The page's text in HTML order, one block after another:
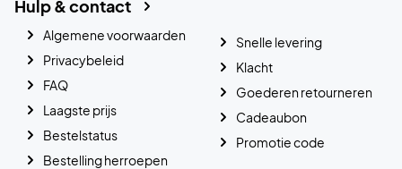
Hulp & contact
Algemene voorwaarden
Privacybeleid
FAQ
Laagste prijs
Bestelstatus
Bestelling herroepen
Snelle levering
Klacht
Goederen retourneren
Cadeaubon
Promotie code